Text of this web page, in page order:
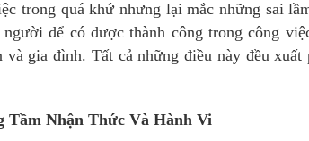
trong quá khứ nhưng lại mắc những sai
để có được thành công trong công
gia đình. Tất cả những điều này đều xuất
Tầm Nhận Thức Và Hành Vi